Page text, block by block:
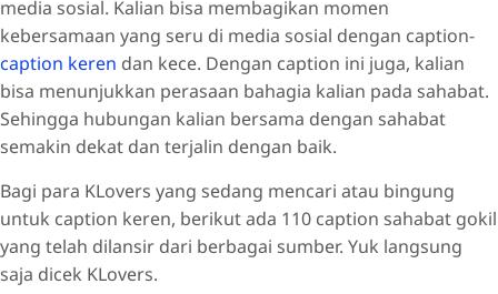
media sosial. Kalian bisa membagikan momen
kebersamaan yang seru di media sosial dengan caption-
caption keren dan kece. Dengan caption ini juga, kalian
bisa menunjukkan perasaan bahagia kalian pada sahabat.
Sehingga hubungan kalian bersama dengan sahabat
semakin dekat dan terjalin dengan baik.
Bagi para KLovers yang sedang mencari atau bingung
untuk caption keren, berikut ada 110 caption sahabat gokil
yang telah dilansir dari berbagai sumber. Yuk langsung
saja dicek KLovers.